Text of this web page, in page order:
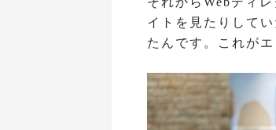
イトを見たりして
たんです。これが